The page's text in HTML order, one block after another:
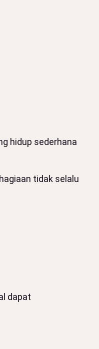
hidup sederhana
tidak selalu
dapat